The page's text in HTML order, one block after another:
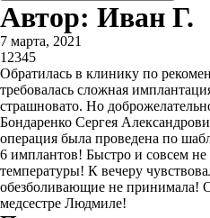
Автор: Иван Г.
7 марта, 2021
1 2345
Обратилась в клинику по
требовалась сложная
страшновато. Но
Бондаренко Сергея
операция была проведена по
6 имплантов! Быстро и совсем
температуры! К вечеру
обезболивающие не принимала!
медсестре Людмиле!